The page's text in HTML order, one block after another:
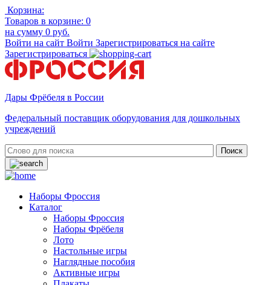
Корзина:
Товаров в корзине: 0
на сумму 0 руб.
Войти на сайт Войти Зарегистрироваться на сайте
Зарегистрироваться
Дары Фрёбеля в России
Федеральный поставщик оборудования для дошкольных
учреждений
Наборы Фроссия
Каталог
Наборы Фроссия
Наборы Фрёбеля
Лото
Настольные игры
Наглядные пособия
Активные игры